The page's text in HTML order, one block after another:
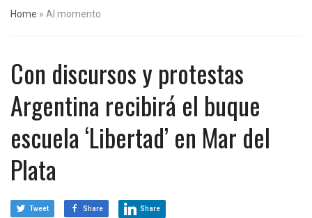
Home » Al momento
Con discursos y protestas
Argentina recibirá el buque
escuela ‘Libertad’ en Mar del
Plata
Tweet Share Share